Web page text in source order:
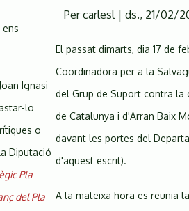
Ignasi
lo
o
Diputació
Pla
del Pla
Percarlesl| ds., 21/02/
El passat dimarts, dia 17 de
Coordinadora per a la
del Grup de Suport contra la
de Catalunya i d'Arran Baix
davant les portes del
d'aquest escrit).
A la mateixa hora es reunia